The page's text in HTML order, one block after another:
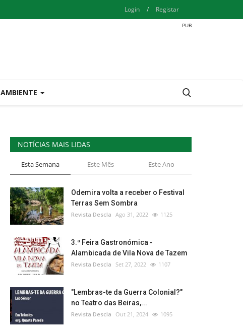
Login / Registar
AMBIENTE
NOTÍCIAS MAIS LIDAS
Esta Semana Este Mês Este Ano
Odemira volta a receber o Festival
Terras Sem Sombra
Revista Descla Ago 31, 2022 1125
3.ª Feira Gastronómica -
Alambicada de Vila Nova de Tazem
Revista Descla Set 27, 2022 1107
"Lembras-te da Guerra Colonial?"
no Teatro das Beiras,...
Revista Descla Out 21, 2024 1095